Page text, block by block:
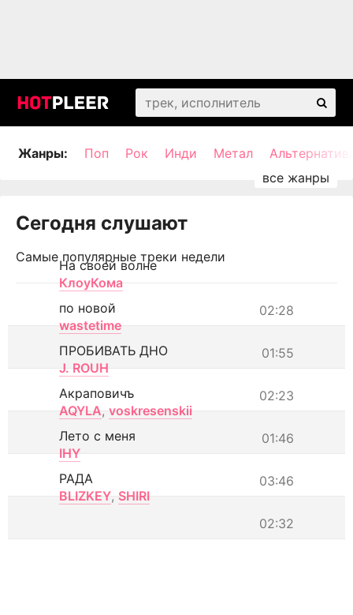
Жанры: Поп Рок Инди Метал
Сегодня слушают
Самые популярные треки недели
На своей волне
КлоуКома
02:28
по новой
wastetime
01:55
ПРОБИВАТЬ ДНО
J. ROUH
02:23
Акраповичъ
AQYLA, voskresenskii
01:46
Лето с меня
IHY
03:46
РАДА
BLIZKEY, SHIRI
02:32